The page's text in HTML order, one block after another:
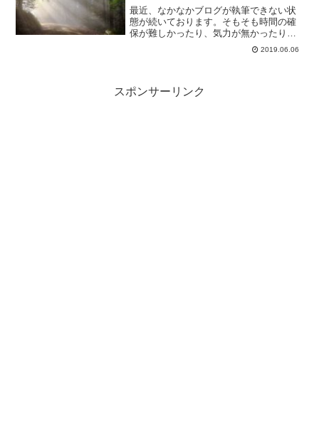
最近、なかなかブログが執筆できない状
態が続いております。そもそも時間の確
保が難しかったり、気力が無かったり。
無理に書こうとしても文章がまとめられ
ない。なんと書き始めても支離滅裂な文
2019.06.06
スポンサーリンク